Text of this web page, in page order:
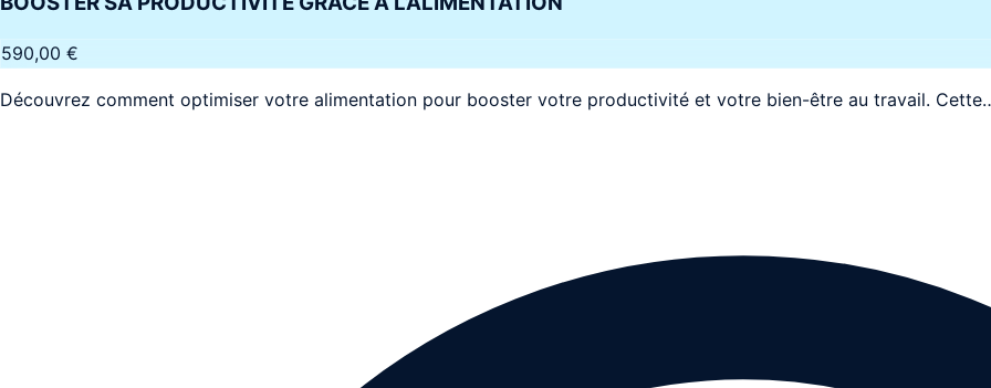
590,00 €
Découvrez comment optimiser votre alimentation pour booster votre productivité et votre bien-être au travail.